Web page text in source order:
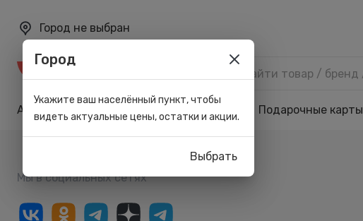
Город не выбран
Акции Карта лояльности Подарочные карты
Мы в социальных сетях
Город
Укажите ваш населённый пункт, чтобы
видеть актуальные цены, остатки и акции.
Выбрать